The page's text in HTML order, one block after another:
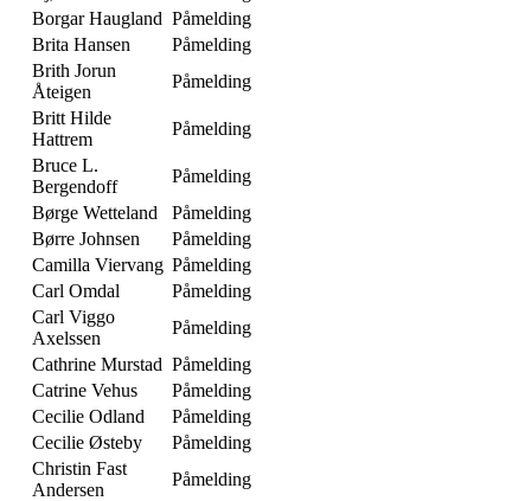
Borgar Haugland Påmelding
Brita Hansen
Påmelding
Brith Jorun
Åteigen
Påmelding
Britt Hilde
Hattrem
Påmelding
Bruce L.
Bergendoff
Påmelding
Børge Wetteland
Påmelding
Børre Johnsen
Påmelding
Camilla Viervang Påmelding
Carl Omdal
Påmelding
Carl Viggo
Axelssen
Påmelding
Cathrine Murstad Påmelding
Catrine Vehus
Påmelding
Cecilie Odland
Påmelding
Cecilie Østeby
Påmelding
Christin Fast
Andersen
Påmelding